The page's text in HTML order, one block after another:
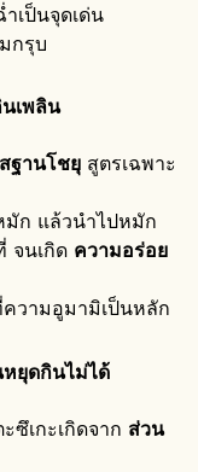
เป็นจุดเด่น
กรุบ
เพลิน
ฐานโชยุ สูตรเฉพาะ
มัก แล้วนำไปหมัก
จนเกิด ความอร่อย
ความอูมามิเป็นหลัก
ยุดกินไม่ได้
ซึเกะเกิดจาก ส่วน